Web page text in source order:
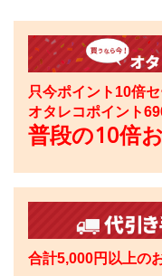
只今ポイント10倍
オタレコポイント
普段の10倍
合計5,000円以上の